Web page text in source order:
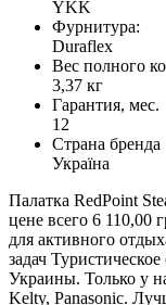
YKK
Фурнитура:
Duraflex
Вес полного
3,37 кг
Гарантия, мес.
12
Страна бренда
Україна
Палатка RedPoint
цене всего 6 110,00
для активного
задач
Украины. Только у
Kelty, Panasonic.